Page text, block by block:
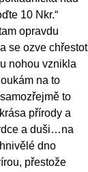
10 Nkr.“
opravdu
se ozve chřestot
nohou vznikla
na to
to
přírody a
a duši…na
dno
přestože